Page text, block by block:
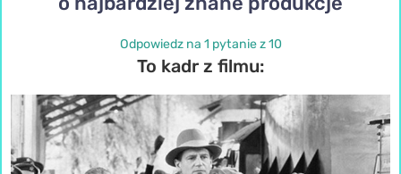
Odpowiedz na 1 pytanie z 10
To kadr z filmu: